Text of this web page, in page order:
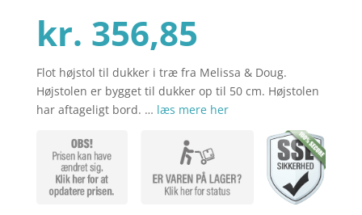
pris
var:
kr. 356,85
aktuelle
pris
Flot højstol til dukker i træ fra Melissa & Doug.
Højstolen er bygget til dukker op til 50 cm. Højstolen
har aftageligt bord. … læs mere her